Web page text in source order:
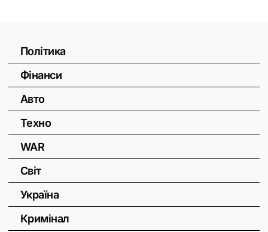
Політика
Фінанси
Авто
Техно
WAR
Світ
Україна
Кримінал